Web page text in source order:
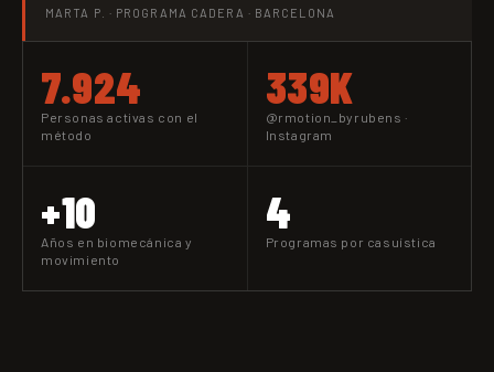
MARTA P. · PROGRAMA CADERA · BARCELONA
7.924
Personas activas con el
método
339K
@rmotion_byrubens ·
Instagram
+10
Años en biomecánica y
movimiento
4
Programas por casuística